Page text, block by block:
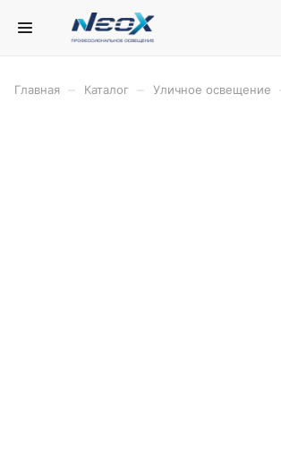
Главная Каталог Уличное освещение